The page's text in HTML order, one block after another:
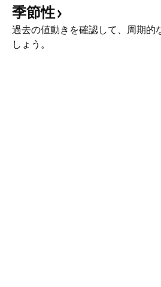
季節性
過去の値動きを確認して、周期的
しょう。